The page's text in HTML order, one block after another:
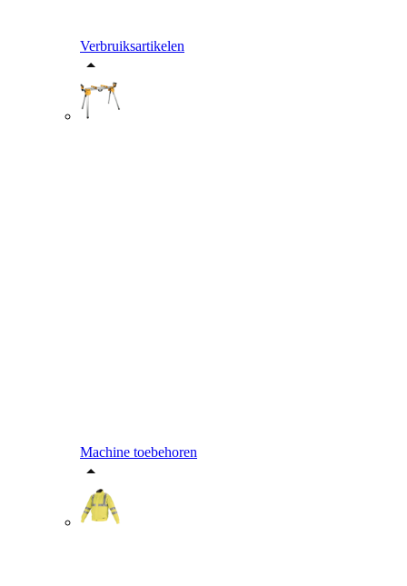
Verbruiksartikelen
Machine toebehoren